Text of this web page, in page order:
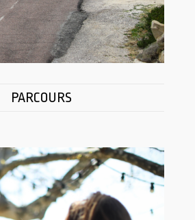
PARCOURS